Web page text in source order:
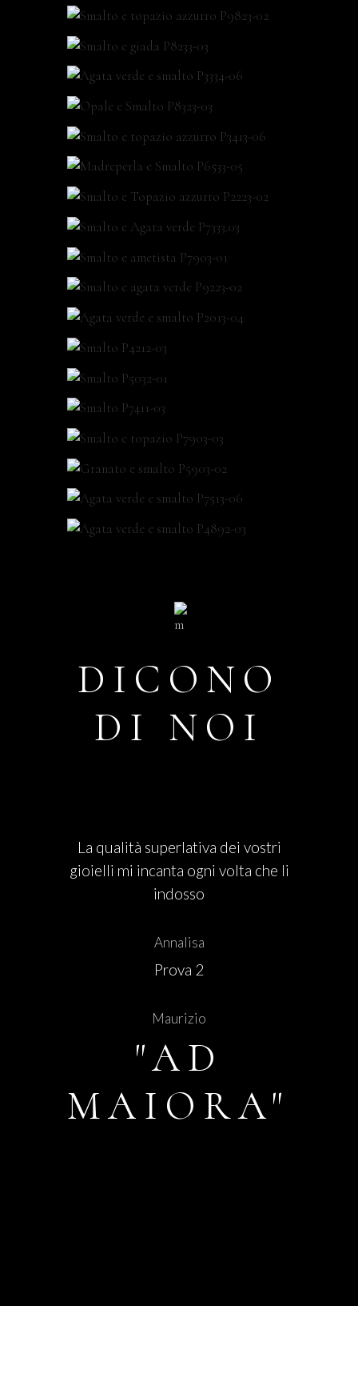
DICONO
DI NOI
La qualità superlativa dei vostri
gioielli mi incanta ogni volta che li
indosso
Annalisa
Prova 2
Maurizio
"AD
MAIORA"